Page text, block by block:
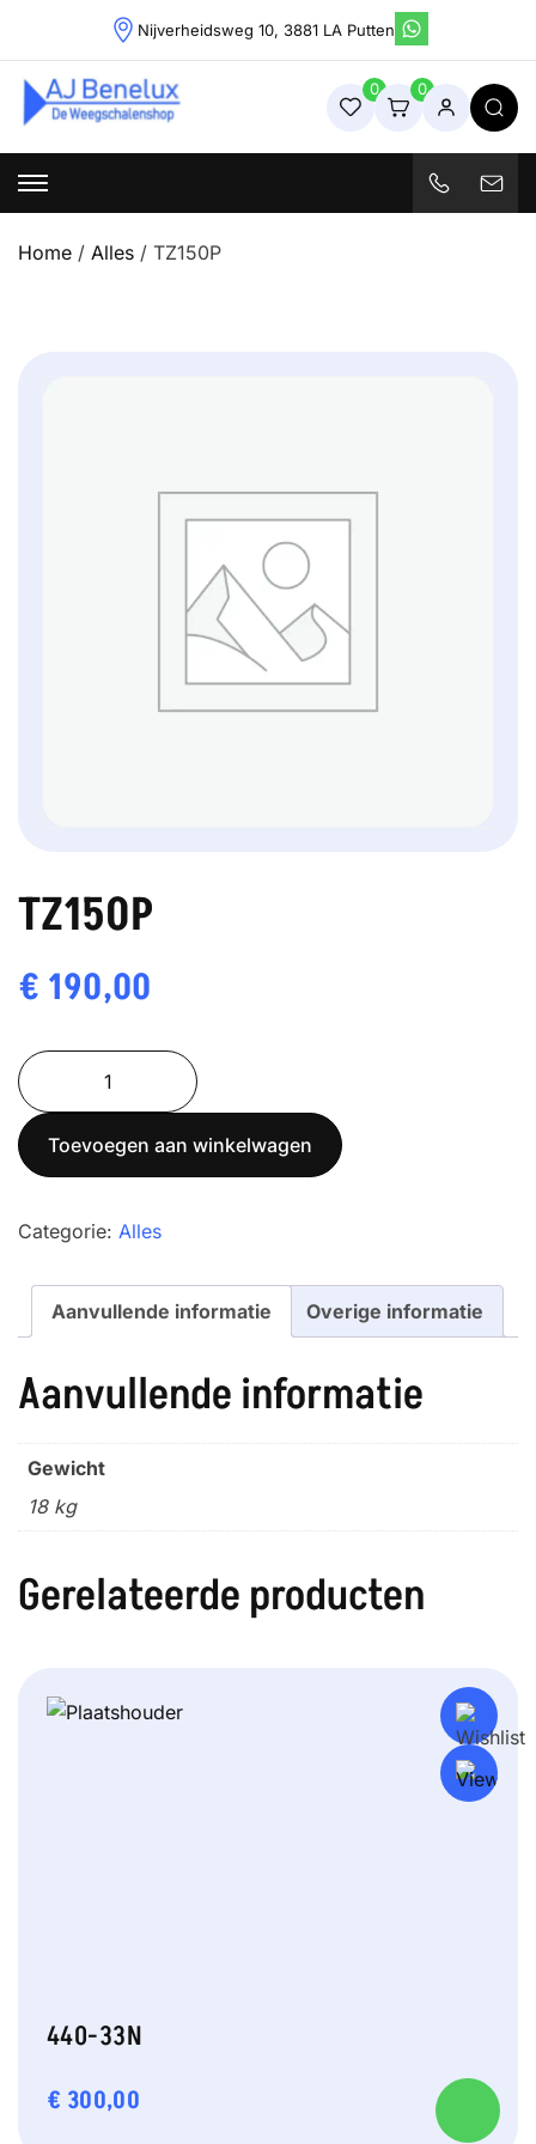
content
Nijverheidsweg 10, 3881 LA Putten
Weegschalenshop | Precisieweegschalen & Industriële
Weegoplossingen
0 0
Home / Alles / TZ150P
TZ150P
€ 190,00
TZ150P
aantal
Toevoegen aan winkelwagen
Categorie: Alles
Aanvullende informatie Overige informatie
Aanvullende informatie
Gewicht
18 kg
Gerelateerde producten
440-33N
€ 300,00